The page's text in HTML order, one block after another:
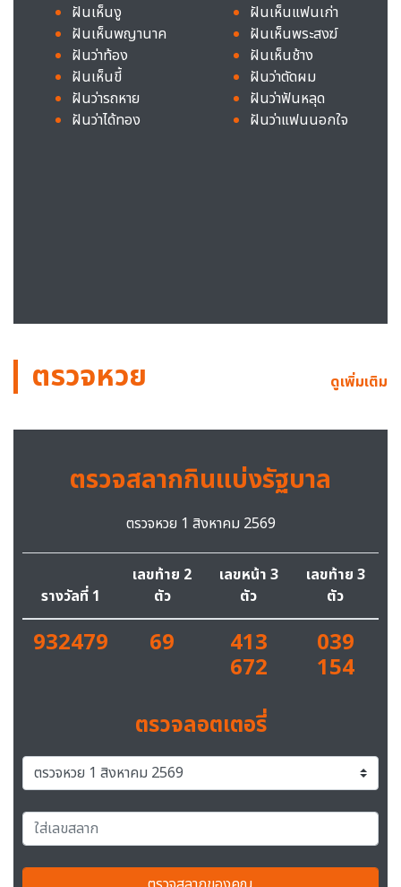
ฝันเห็นงู
ฝันเห็นพญานาค
ฝันว่าท้อง
ฝันเห็นขี้
ฝันว่ารถหาย
ฝันว่าได้ทอง
ฝันเห็นแฟนเก่า
ฝันเห็นพระสงฆ์
ฝันเห็นช้าง
ฝันว่าตัดผม
ฝันว่าฟันหลุด
ฝันว่าแฟนนอกใจ
ตรวจหวย ดูเพิ่มเติม
ตรวจสลากกินแบ่งรัฐบาล
ตรวจหวย 1 สิงหาคม 2569
รางวัลที่ 1
เลขท้าย 2
ตัว
เลขหน้า 3
ตัว
เลขท้าย 3
ตัว
932479 69 413
672
039
154
ตรวจลอตเตอรี่